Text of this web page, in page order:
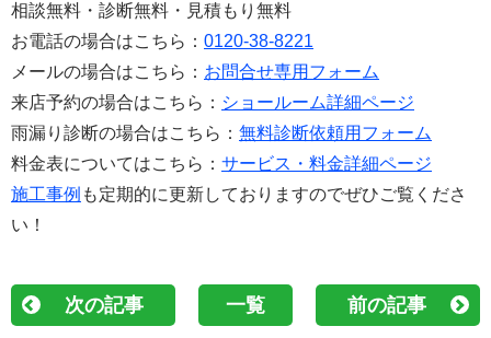
相談無料・診断無料・見積もり無料
お電話の場合はこちら： 0120-38-8221
メールの場合はこちら： お問合せ専用フォーム
来店予約の場合はこちら： ショールーム詳細ページ
雨漏り診断の場合はこちら： 無料診断依頼用フォーム
料金表についてはこちら： サービス・料金詳細ページ
施工事例 も定期的に更新しておりますのでぜひご覧くださ
い！
次の記事 一覧 前の記事